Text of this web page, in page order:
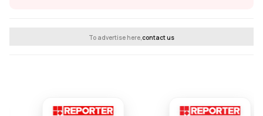
To advertise here,contact us